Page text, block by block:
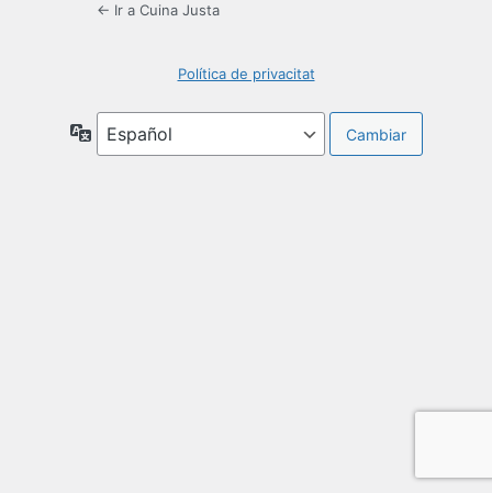
← Ir a Cuina Justa
Política de privacitat
Idioma